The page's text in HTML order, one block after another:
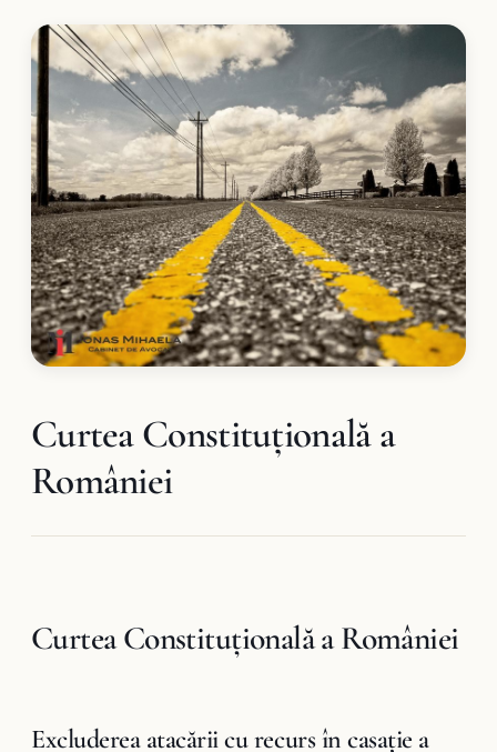
Curtea Constituţională a
României
Curtea Constituţională a României
Excluderea atacării cu recurs în casație a